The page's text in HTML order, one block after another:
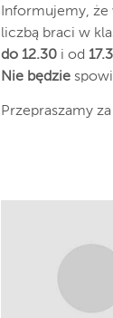
Informujemy,
liczbą braci w
do 12.30 i od
Nie będzie
Przepraszamy